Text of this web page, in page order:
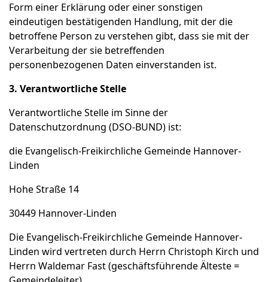
Form einer Erklärung oder einer sonstigen
eindeutigen bestätigenden Handlung, mit der die
betroffene Person zu verstehen gibt, dass sie mit der
Verarbeitung der sie betreffenden
personenbezogenen Daten einverstanden ist.
3. Verantwortliche Stelle
Verantwortliche Stelle im Sinne der
Datenschutzordnung (DSO-BUND) ist:
die Evangelisch-Freikirchliche Gemeinde Hannover-
Linden
Hohe Straße 14
30449 Hannover-Linden
Die Evangelisch-Freikirchliche Gemeinde Hannover-
Linden wird vertreten durch Herrn Christoph Kirch und
Herrn Waldemar Fast (geschäftsführende Älteste =